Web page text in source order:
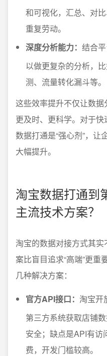
和可视化，汇总、对
重复劳动。
深度分析能力： 结合
以做更复杂的分析，
测、流量转化漏斗等。
这些效率提升不仅让数
更及时、更科学。对于
数据打通是“强心剂”，
大幅提升。
淘宝数据打通到
主流技术方案？
淘宝的数据对接方式其
案比盲目追求“高端”更重
几种解决方案：
官方API接口： 淘宝开
第三方系统获取店铺
安全；缺点是API有访
费，开发门槛较高。